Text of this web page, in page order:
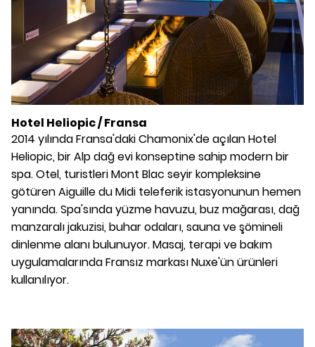
Hotel Heliopic / Fransa
2014 yılında Fransa'daki Chamonix'de açılan Hotel
Heliopic, bir Alp dağ evi konseptine sahip modern bir
spa. Otel, turistleri Mont Blac seyir kompleksine
götüren Aiguille du Midi teleferik istasyonunun hemen
yanında. Spa'sında yüzme havuzu, buz mağarası, dağ
manzaralı jakuzisi, buhar odaları, sauna ve şömineli
dinlenme alanı bulunuyor. Masaj, terapi ve bakım
uygulamalarında Fransız markası Nuxe'ün ürünleri
kullanılıyor.